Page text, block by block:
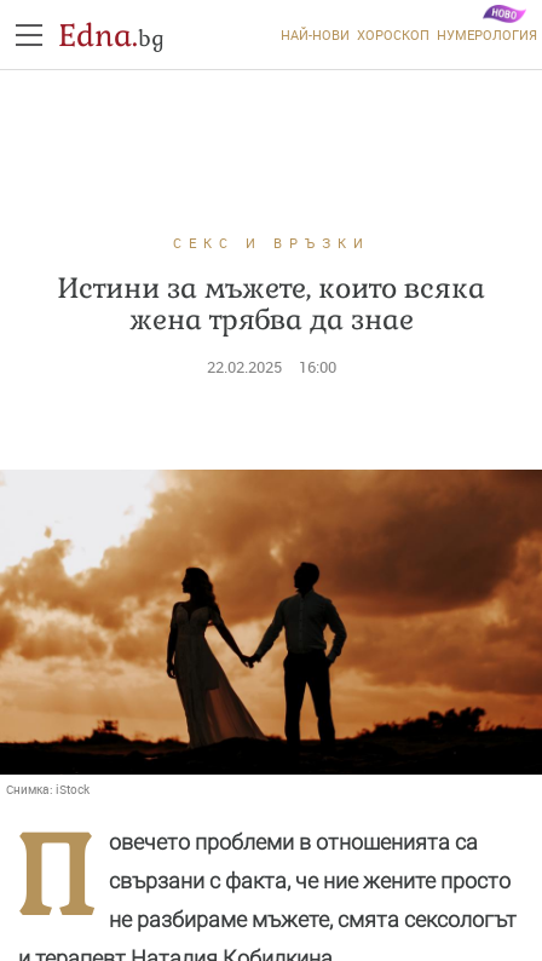
Edna.bg НАЙ-НОВИ ХОРОСКОП НУМЕРОЛОГИЯ
СЕКС И ВРЪЗКИ
Истини за мъжете, които всяка
жена трябва да знае
22.02.2025 16:00
Снимка: iStock
П
овечето проблеми в отношенията са
свързани с факта, че ние жените просто
не разбираме мъжете, смята сексологът